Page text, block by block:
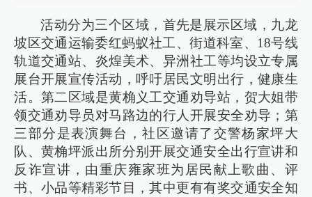
活动分为三个区域，首先是展示区域，九龙
坡区交通运输委红蚂蚁社工、街道科室、18号线
轨道交通站、炎煌美术、异洲社工等均设立专属
展台开展宣传活动，呼吁居民文明出行，健康生
活。第二区域是黄桷义工交通劝导站，贺大姐带
领交通劝导员对马路边的行人开展安全劝导；第
三部分是表演舞台，社区邀请了交警杨家坪大
队、黄桷坪派出所分别开展交通安全出行宣讲和
反诈宣讲，由重庆雍家班为居民献上歌曲、评
书、小品等精彩节目，其中更有有奖交通安全知